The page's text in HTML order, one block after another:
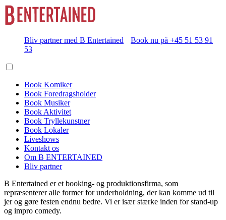
Bliv partner med B Entertained
Book nu på +45 51 53 91
53
Book Komiker
Book Foredragsholder
Book Musiker
Book Aktivitet
Book Tryllekunstner
Book Lokaler
Liveshows
Kontakt os
Om B ENTERTAINED
Bliv partner
B Entertained er et booking- og produktionsfirma, som
repræsenterer alle former for underholdning, der kan komme ud til
jer og gøre festen endnu bedre. Vi er især stærke inden for stand-up
og impro comedy.